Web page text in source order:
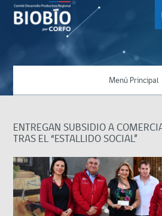
Menú Principal
ENTREGAN SUBSIDIO A
TRAS EL “ESTALLIDO SOCIAL”